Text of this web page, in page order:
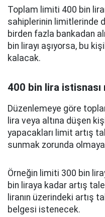
Toplam limiti 400 bin
sahiplerinin limitlerinde
birden fazla bankadan
bin lirayı aşıyorsa, bu
kalacak.
400 bin lira istisnası
Düzenlemeye göre
lira veya altına düşen
yapacakları limit artış
sunmak zorunda
Örneğin limiti 300 bin
bin liraya kadar artış
liranın üzerindeki artış
belgesi istenecek.